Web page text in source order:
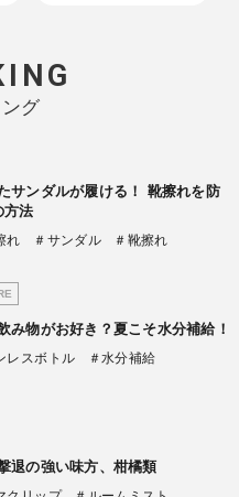
グ
サンダルが履ける！ 靴擦れを防
方法
れ ＃サンダル ＃靴擦れ
み物がお好き？夏こそ水分補給！
レスボトル ＃水分補給
退の強い味方、柑橘類